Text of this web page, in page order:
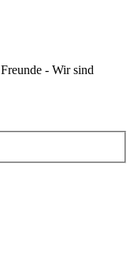
- Wir sind